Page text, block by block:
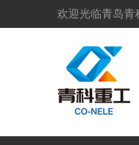
欢迎光临青岛青